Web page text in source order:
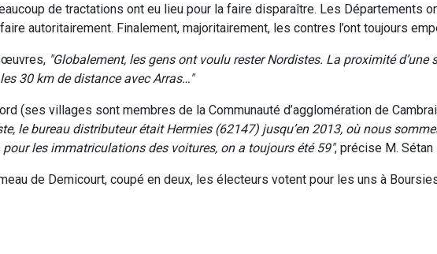
de tractations ont eu lieu pour la faire disparaître. Les Départements
autoritairement. Finalement, majoritairement, les contres l’ont toujours
Globalement, les gens ont voulu rester Nordistes. La proximité d’une
30 km de distance avec Arras…
(ses villages sont membres de la Communauté d’agglomération de
le bureau distributeur était Hermies (62147) jusqu’en 2013, où nous
les immatriculations des voitures, on a toujours été 59 , précise M. Sétan
de Demicourt, coupé en deux, les électeurs votent pour les uns à